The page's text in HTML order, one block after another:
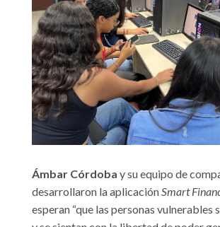
Ámbar Córdoba y su equipo de
desarrollaron la aplicaciónSmart
esperan “que las personas vulnerables